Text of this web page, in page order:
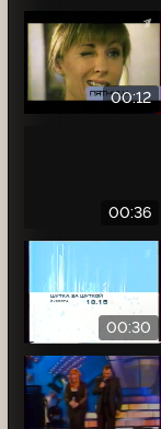
00:12
00:36
00:30